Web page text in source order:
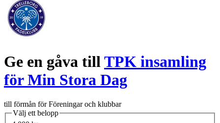
Ge en gåva tillTPK insamling
för Min Stora Dag
till förmån för Föreningar och klubbar
Välj ett belopp